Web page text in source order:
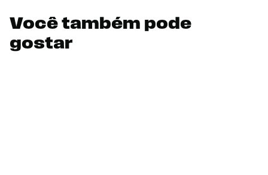
Você também pode
gostar